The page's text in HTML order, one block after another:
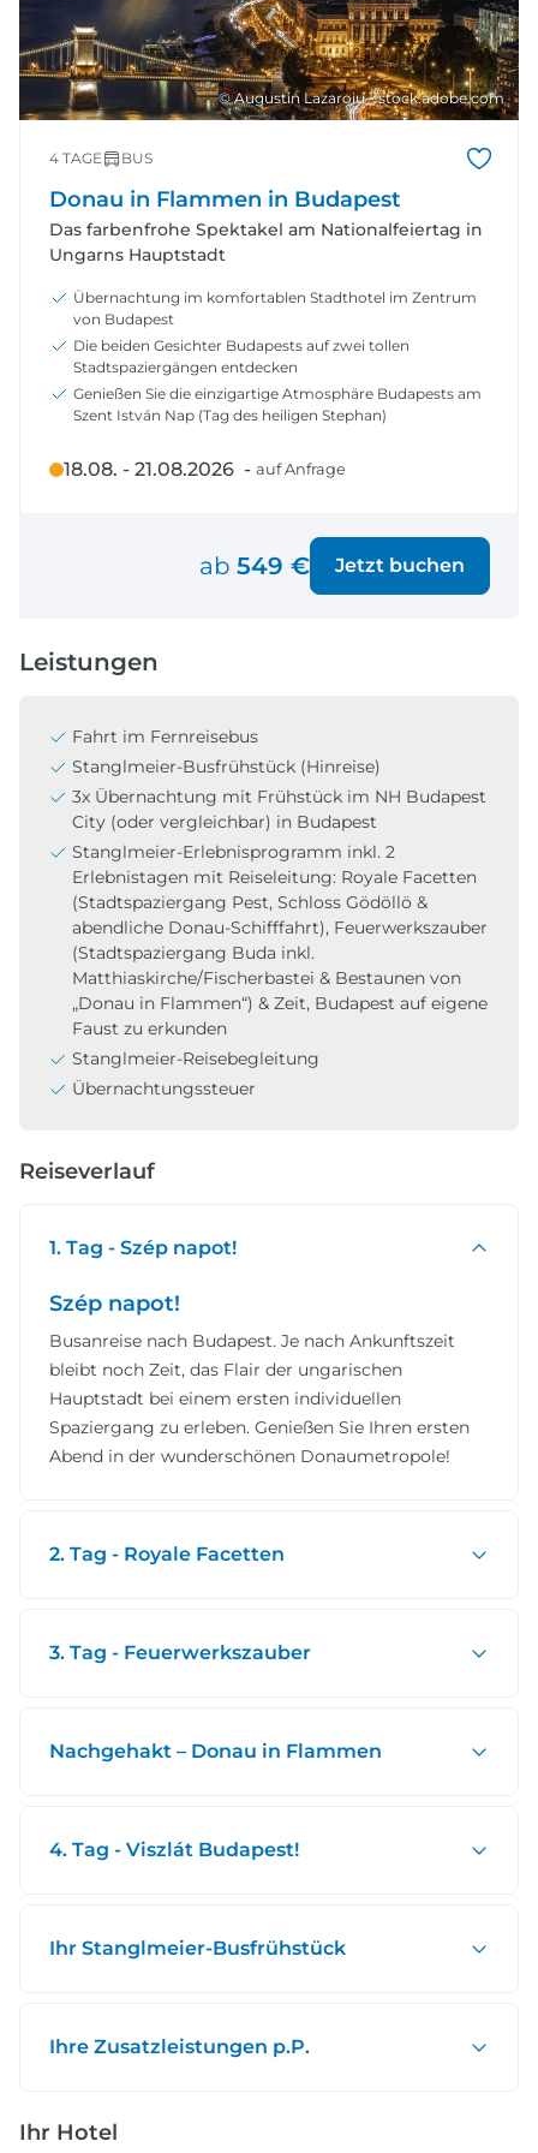
© Augustin Lazaroiu - stock.adobe.com
4 TAGE BUS
Donau in Flammen in Budapest
Das farbenfrohe Spektakel am Nationalfeiertag in
Ungarns Hauptstadt
Übernachtung im komfortablen Stadthotel im Zentrum
von Budapest
Die beiden Gesichter Budapests auf zwei tollen
Stadtspaziergängen entdecken
Genießen Sie die einzigartige Atmosphäre Budapests am
Szent István Nap (Tag des heiligen Stephan)
18.08. - 21.08.2026 - auf Anfrage
ab 549 € Jetzt buchen
Leistungen
Fahrt im Fernreisebus
Stanglmeier-Busfrühstück (Hinreise)
3x Übernachtung mit Frühstück im NH Budapest
City (oder vergleichbar) in Budapest
Stanglmeier-Erlebnisprogramm inkl. 2
Erlebnistagen mit Reiseleitung: Royale Facetten
(Stadtspaziergang Pest, Schloss Gödöllö &
abendliche Donau-Schifffahrt), Feuerwerkszauber
(Stadtspaziergang Buda inkl.
Matthiaskirche/Fischerbastei & Bestaunen von
„Donau in Flammen“) & Zeit, Budapest auf eigene
Faust zu erkunden
Stanglmeier-Reisebegleitung
Übernachtungssteuer
Reiseverlauf
1. Tag - Szép napot!
Szép napot!
Busanreise nach Budapest. Je nach Ankunftszeit
bleibt noch Zeit, das Flair der ungarischen
Hauptstadt bei einem ersten individuellen
Spaziergang zu erleben. Genießen Sie Ihren ersten
Abend in der wunderschönen Donaumetropole!
2. Tag - Royale Facetten
3. Tag - Feuerwerkszauber
Nachgehakt – Donau in Flammen
4. Tag - Viszlát Budapest!
Ihr Stanglmeier-Busfrühstück
Ihre Zusatzleistungen p.P.
Ihr Hotel